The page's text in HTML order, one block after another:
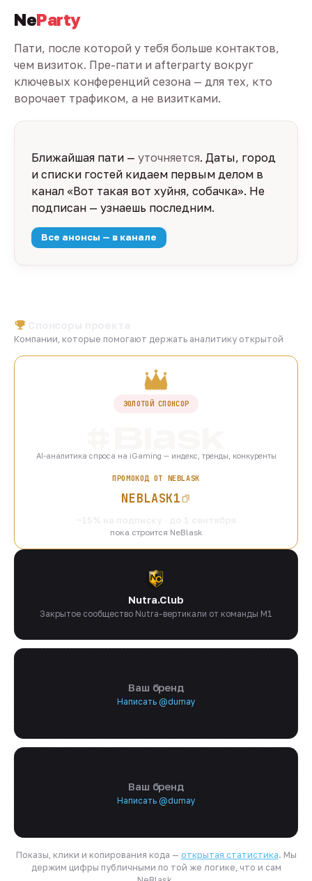
NeParty
Пати, после которой у тебя больше контактов,
чем визиток. Пре-пати и afterparty вокруг
ключевых конференций сезона — для тех, кто
ворочает трафиком, а не визитками.
Ближайшая пати — уточняется. Даты, город
и списки гостей кидаем первым делом в
канал «Вот такая вот хуйня, собачка». Не
подписан — узнаешь последним.
Все анонсы — в канале
Компании, которые помогают держать аналитику открытой
ЗОЛОТОЙ СПОНСОР
AI-аналитика спроса на iGaming — индекс, тренды, конкуренты
ПРОМОКОД ОТ NEBLASK
NEBLASK1
пока строится NeBlask
Nutra.Club
Закрытое сообщество Nutra-вертикали от команды M1
Ваш бренд
Написать @dumay
Ваш бренд
Написать @dumay
Показы, клики и копирования кода — открытая статистика. Мы
держим цифры публичными по той же логике, что и сам